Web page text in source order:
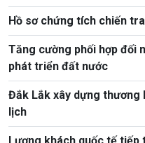
Hồ sơ chứng tích chiến
Tăng cường phối hợp đối
phát triển đất nước
Đắk Lắk xây dựng thương
lịch
Lượng khách quốc tế tiếp